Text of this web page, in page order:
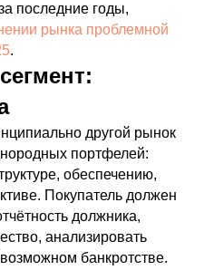
последние годы,
рынка проблемной
.
другой рынок
портфелей:
обеспечению,
Покупатель должен
должника,
анализировать
банкротстве.